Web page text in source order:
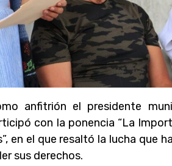
anfitrión el presidente
con la ponencia “La
en el que resaltó la lucha que
sus derechos.